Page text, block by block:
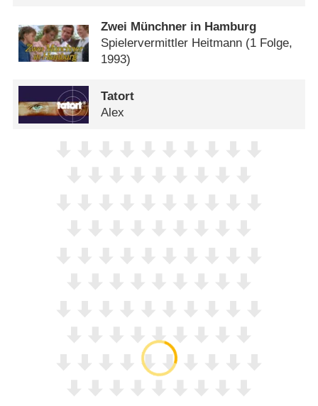
Zwei Münchner in Hamburg
Spielervermittler Heitmann (1 Folge,
1993)
Tatort
Alex